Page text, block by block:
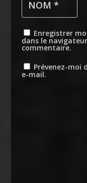
Enregistrer
dans le
commentaire.
Prévenez-moi
e-mail.